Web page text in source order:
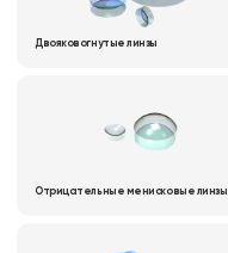
Двояковогнутые линзы
Отрицательные менисковые линзы